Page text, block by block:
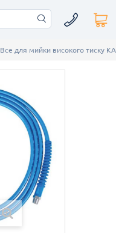
Все для мийки високого тиску